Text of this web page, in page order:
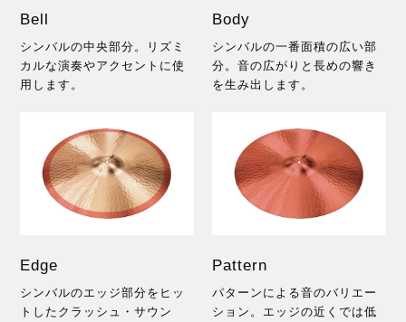
Bell
シンバルの中央部分。リズミ
カルな演奏やアクセントに使
用します。
Body
シンバルの一番面積の広い部
分。音の広がりと長めの響き
を生み出します。
Edge
シンバルのエッジ部分をヒッ
トしたクラッシュ・サウン
Pattern
パターンによる音のバリエー
ション。エッジの近くでは低